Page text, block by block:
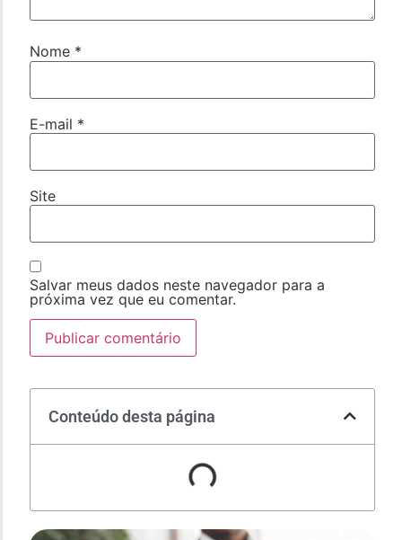
Nome *
E-mail *
Site
Salvar meus dados neste navegador para a
próxima vez que eu comentar.
Conteúdo desta página